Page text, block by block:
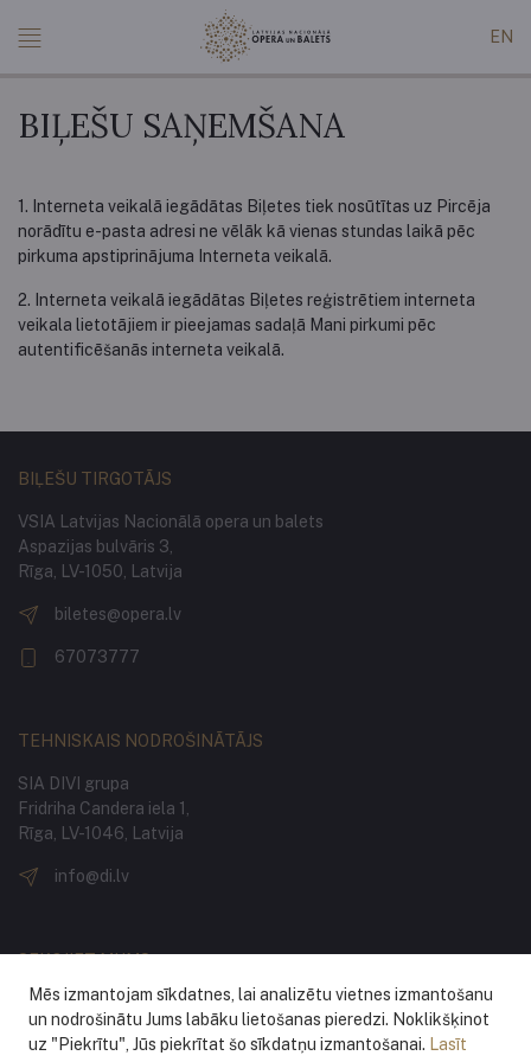
EN
BIĻEŠU SAŅEMŠANA
1. Interneta veikalā iegādātas Biļetes tiek nosūtītas uz Pircēja
norādītu e-pasta adresi ne vēlāk kā vienas stundas laikā pēc
pirkuma apstiprinājuma Interneta veikalā.
2. Interneta veikalā iegādātas Biļetes reģistrētiem interneta
veikala lietotājiem ir pieejamas sadaļā Mani pirkumi pēc
autentificēšanās interneta veikalā.
BIĻEŠU TIRGOTĀJS
VSIA Latvijas Nacionālā opera un balets
Aspazijas bulvāris 3,
Rīga, LV-1050, Latvija
biletes@opera.lv
67073777
TEHNISKAIS NODROŠINĀTĀJS
SIA DIVI grupa
Fridriha Candera iela 1,
Rīga, LV-1046, Latvija
info@di.lv
SEKOJIET MUMS
Mēs izmantojam sīkdatnes, lai analizētu vietnes izmantošanu
un nodrošinātu Jums labāku lietošanas pieredzi. Noklikšķinot
uz "Piekrītu", Jūs piekrītat šo sīkdatņu izmantošanai. Lasīt